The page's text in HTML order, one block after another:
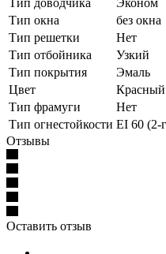
Тип окна
без окна
Тип решетки
Нет
Тип отбойника
Узкий
Тип покрытия
Эмаль
Цвет
Красный
Тип фрамуги
Нет
Тип огнестойкости EI 60 (2-
Отзывы
Оставить отзыв